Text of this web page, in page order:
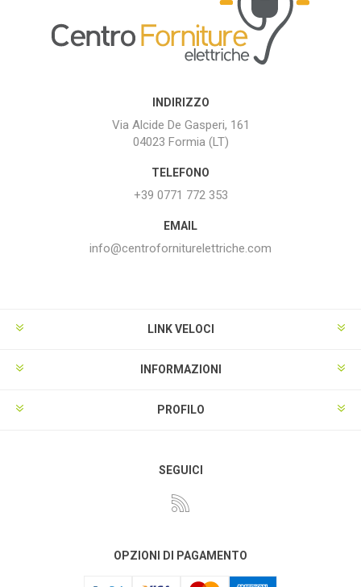
INDIRIZZO
Via Alcide De Gasperi, 161
04023 Formia (LT)
TELEFONO
+39 0771 772 353
EMAIL
info@centroforniturelettriche.com
LINK VELOCI
INFORMAZIONI
PROFILO
SEGUICI
OPZIONI DI PAGAMENTO